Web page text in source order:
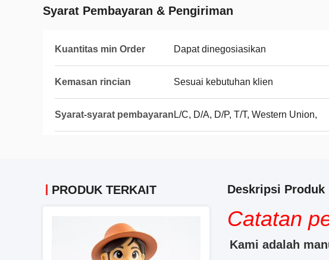
Syarat Pembayaran & Pengiriman
Kuantitas min Order Dapat dinegosiasikan
Kemasan rincian Sesuai kebutuhan klien
Syarat-syarat pembayaran L/C, D/A, D/P, T/T, Western Union,
PRODUK TERKAIT Deskripsi Produk
Catatan
Kami adalah